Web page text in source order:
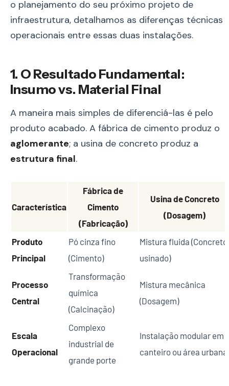
o planejamento do seu próximo projeto de
infraestrutura, detalhamos as diferenças técnicas
operacionais entre essas duas instalações.
1. O Resultado Fundamental:
Insumo vs. Material Final
A maneira mais simples de diferenciá-las é pelo
produto acabado. A fábrica de cimento produz o
aglomerante; a usina de concreto produz a
estrutura final.
Característica
Fábrica de
Cimento
(Fabricação)
Usina de Concreto
(Dosagem)
Produto
Principal
Pó cinza fino
(Cimento)
Mistura fluida (Concreto
usinado)
Processo
Central
Transformação
química
(Calcinação)
Mistura mecânica
(Dosagem)
Escala
Operacional
Complexo
industrial de
grande porte
Instalação modular em
canteiro ou área urbana